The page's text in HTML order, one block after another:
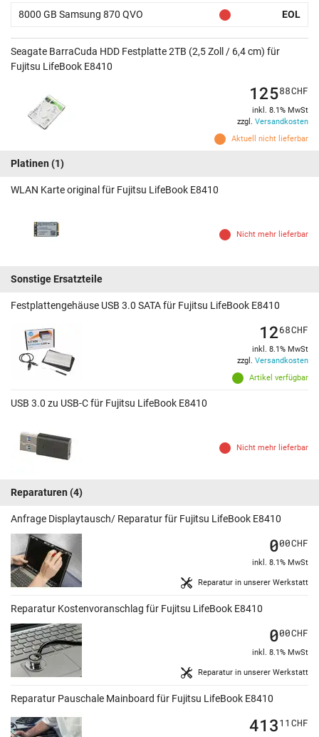
8000 GB Samsung 870 QVO EOL
Seagate BarraCuda HDD Festplatte 2TB (2,5 Zoll / 6,4 cm) für
Fujitsu LifeBook E8410
Aktuell nicht lieferbar
12588CHF
inkl. 8.1% MwSt
zzgl. Versandkosten
Platinen (1)
WLAN Karte original für Fujitsu LifeBook E8410
Nicht mehr lieferbar
Sonstige Ersatzteile
Festplattengehäuse USB 3.0 SATA für Fujitsu LifeBook E8410
Artikel verfügbar
1268CHF
inkl. 8.1% MwSt
zzgl. Versandkosten
USB 3.0 zu USB-C für Fujitsu LifeBook E8410
Nicht mehr lieferbar
Reparaturen (4)
Anfrage Displaytausch/ Reparatur für Fujitsu LifeBook E8410
Reparatur in unserer Werkstatt
000CHF
inkl. 8.1% MwSt
Reparatur Kostenvoranschlag für Fujitsu LifeBook E8410
Reparatur in unserer Werkstatt
000CHF
inkl. 8.1% MwSt
Reparatur Pauschale Mainboard für Fujitsu LifeBook E8410
41311 CHF